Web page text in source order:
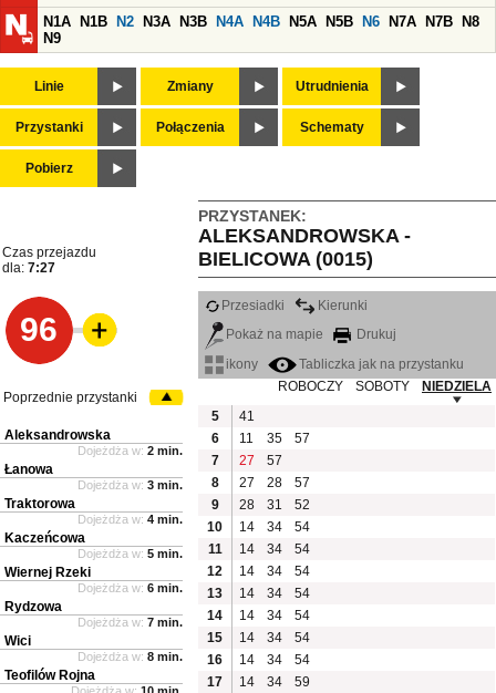
N1A
N1B N2 N3A N3B N4A N4B N5A N5B N6 N7A N7B
N8
N9
Linie Zmiany Utrudnienia
Przystanki Połączenia Schematy
Pobierz
PRZYSTANEK:
ALEKSANDROWSKA -
BIELICOWA (0015)
Czas przejazdu
dla: 7:27
96
Przesiadki
Kierunki
Pokaż na mapie
Drukuj
ikony
Tabliczka jak na przystanku
ROBOCZY
SOBOTY
NIEDZIELA
5
41
6
11 35
57
7
27
57
8
27 28
57
9
28 31
52
10
14 34
54
11
14 34
54
12
14 34
54
13
14 34
54
14
14 34
54
15
14 34
54
16
14 34
54
17
14 34 59
Poprzednie przystanki
Aleksandrowska
Dojeżdża w: 2 min.
Łanowa
Dojeżdża w: 3 min.
Traktorowa
Dojeżdża w: 4 min.
Kaczeńcowa
Dojeżdża w: 5 min.
Wiernej Rzeki
Dojeżdża w: 6 min.
Rydzowa
Dojeżdża w: 7 min.
Wici
Dojeżdża w: 8 min.
Teofilów Rojna